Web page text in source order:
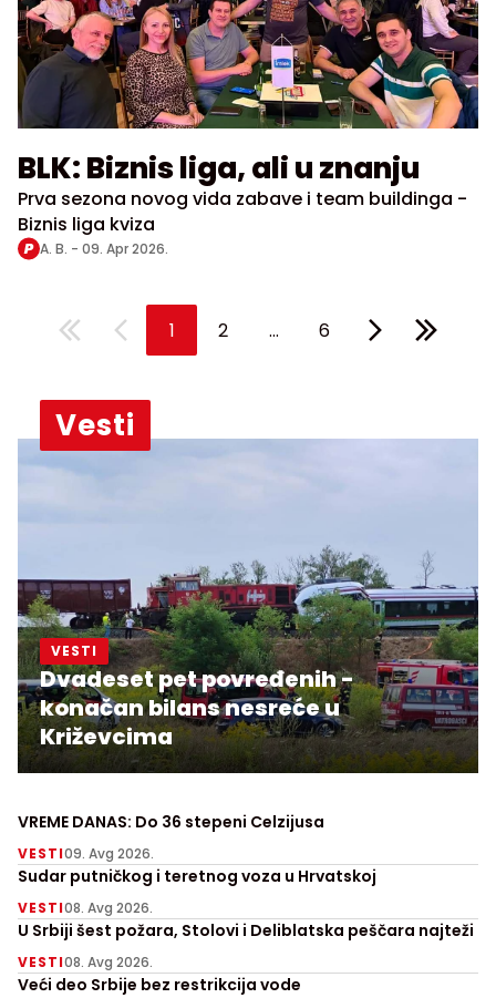
BLK: Biznis liga, ali u znanju
Prva sezona novog vida zabave i team buildinga -
Biznis liga kviza
A. B. - 09. Apr 2026.
1 2 ... 6
Vesti
VESTI
Dvadeset pet povređenih -
konačan bilans nesreće u
Križevcima
VREME DANAS: Do 36 stepeni Celzijusa
VESTI09. Avg 2026.
Sudar putničkog i teretnog voza u Hrvatskoj
VESTI08. Avg 2026.
U Srbiji šest požara, Stolovi i Deliblatska peščara najteži
VESTI08. Avg 2026.
Veći deo Srbije bez restrikcija vode